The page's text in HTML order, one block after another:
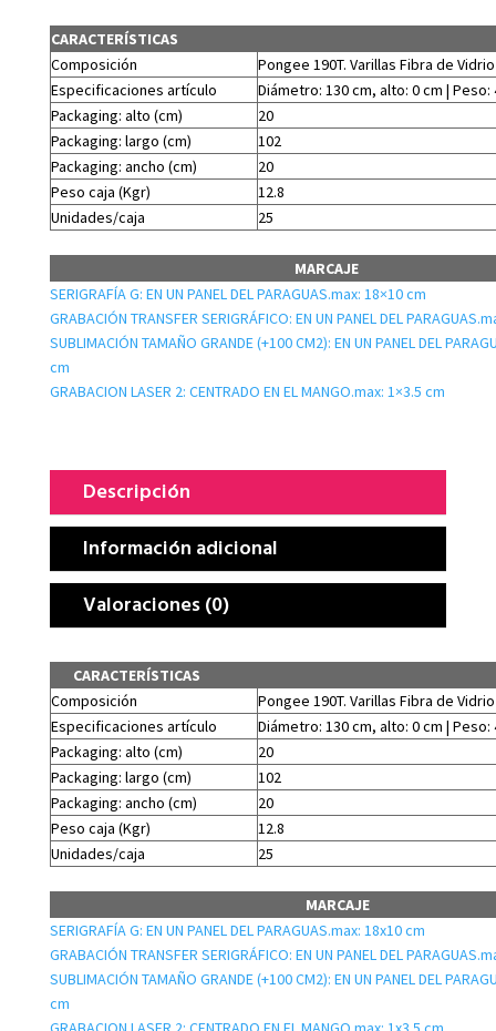
CARACTERÍSTICAS
Composición
Pongee 190T. Varillas Fibra de Vidrio
Especificaciones artículo
Diámetro: 130 cm, alto: 0 cm | Peso:
Packaging: alto (cm)
20
Packaging: largo (cm)
102
Packaging: ancho (cm)
20
Peso caja (Kgr)
12.8
Unidades/caja
25
MARCAJE
SERIGRAFÍA G: EN UN PANEL DEL PARAGUAS.max: 18×10 cm
GRABACIÓN TRANSFER SERIGRÁFICO: EN UN PANEL DEL
SUBLIMACIÓN TAMAÑO GRANDE (+100 CM2): EN UN PANEL DEL
cm
GRABACION LASER 2: CENTRADO EN EL MANGO.max: 1×3.5 cm
Descripción
Información adicional
Valoraciones (0)
CARACTERÍSTICAS
Composición
Pongee 190T. Varillas Fibra de Vidrio
Especificaciones artículo
Diámetro: 130 cm, alto: 0 cm | Peso:
Packaging: alto (cm)
20
Packaging: largo (cm)
102
Packaging: ancho (cm)
20
Peso caja (Kgr)
12.8
Unidades/caja
25
MARCAJE
SERIGRAFÍA G: EN UN PANEL DEL PARAGUAS.max: 18x10 cm
GRABACIÓN TRANSFER SERIGRÁFICO: EN UN PANEL DEL
SUBLIMACIÓN TAMAÑO GRANDE (+100 CM2): EN UN PANEL DEL
cm